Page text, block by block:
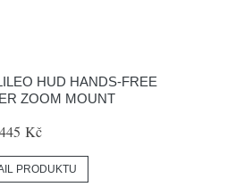
HUD HANDS-FREE
ZOOM MOUNT
445 Kč
PRODUKTU